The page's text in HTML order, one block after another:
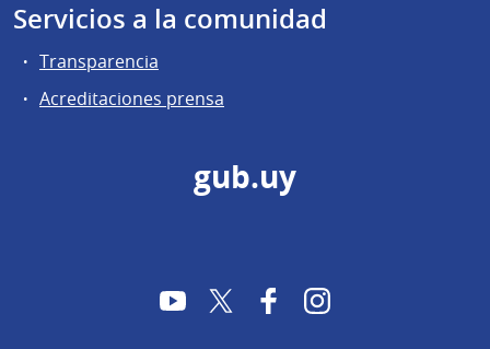
Servicios a la comunidad
Transparencia
Acreditaciones prensa
gub.uy
YouTubeTwitter FacebookInstagram